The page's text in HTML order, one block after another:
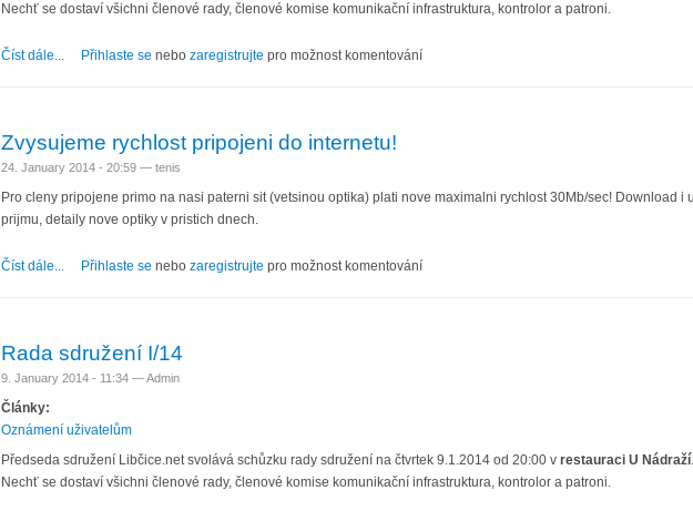
Nechť se dostaví všichni členové rady, členové komise komunikační infrastruktura, kontrolor a patroni.
Číst dále... about Rada sdružení II/14
Přihlaste se nebozaregistrujte pro možnost komentování
Zvysujeme rychlost pripojeni do internetu!
24. January 2014 - 20:59 — tenis
Pro cleny pripojene primo na nasi paterni sit (vetsinou optika) plati nove maximalni rychlost 30Mb/sec! Download
prijmu, detaily nove optiky v pristich dnech.
Číst dále... about Zvysujeme rychlost pripojeni do internetu!
Přihlaste se nebozaregistrujte pro možnost komentování
Rada sdružení I/14
9. January 2014 - 11:34 —Admin
Články:
Oznámení uživatelům
Předseda sdružení Libčice.net svolává schůzku rady sdružení na čtvrtek 9.1.2014 od 20:00 v restauraci U Nádraží.
Nechť se dostaví všichni členové rady, členové komise komunikační infrastruktura, kontrolor a patroni.